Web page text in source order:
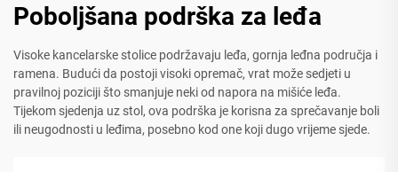
Poboljšana podrška za leđa
Visoke kancelarske stolice podržavaju leđa, gornja leđna područja i
ramena. Budući da postoji visoki opremač, vrat može sedjeti u
pravilnoj poziciji što smanjuje neki od napora na mišiće leđa.
Tijekom sjedenja uz stol, ova podrška je korisna za sprečavanje boli
ili neugodnosti u leđima, posebno kod one koji dugo vrijeme sjede.